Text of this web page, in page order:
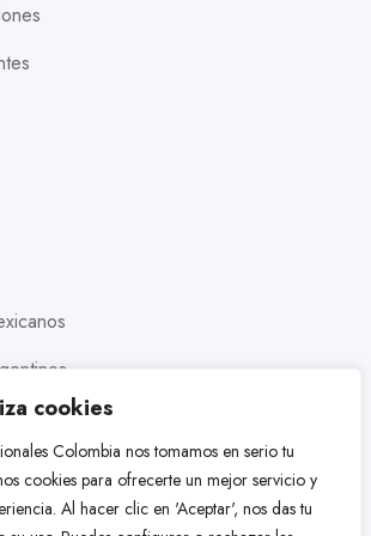
cookies
Colombia nos tomamos en serio tu
cookies para ofrecerte un mejor servicio y
Al hacer clic en 'Aceptar', nos das tu
Unidos